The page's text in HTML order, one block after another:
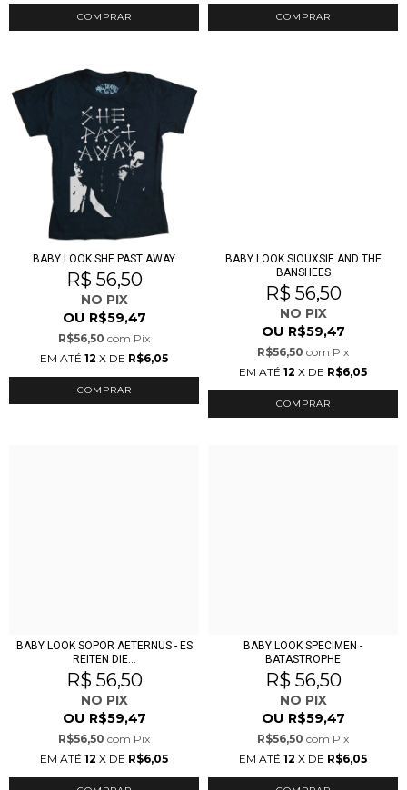
COMPRAR COMPRAR
BABY LOOK SHE PAST AWAY
R$ 56,50
NO PIX
OU R$59,47
R$56,50 com Pix
EM ATÉ 12 X DE R$6,05
COMPRAR
BABY LOOK SIOUXSIE AND THE
BANSHEES
R$ 56,50
NO PIX
OU R$59,47
R$56,50 com Pix
EM ATÉ 12 X DE R$6,05
COMPRAR
BABY LOOK SOPOR AETERNUS - ES
REITEN DIE...
R$ 56,50
NO PIX
OU R$59,47
R$56,50 com Pix
EM ATÉ 12 X DE R$6,05
BABY LOOK SPECIMEN -
BATASTROPHE
R$ 56,50
NO PIX
OU R$59,47
R$56,50 com Pix
EM ATÉ 12 X DE R$6,05